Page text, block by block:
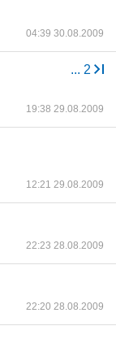
04:39 30.08.2009
... 2
19:38 29.08.2009
12:21 29.08.2009
22:23 28.08.2009
22:20 28.08.2009